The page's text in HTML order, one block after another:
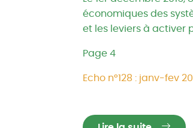
économiques des
et les leviers à activer
Page 4
Echo n°128 : janv-fev